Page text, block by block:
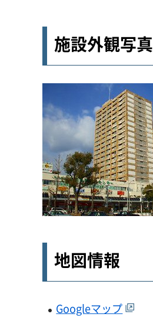
施設外観写真
地図情報
Googleマップ